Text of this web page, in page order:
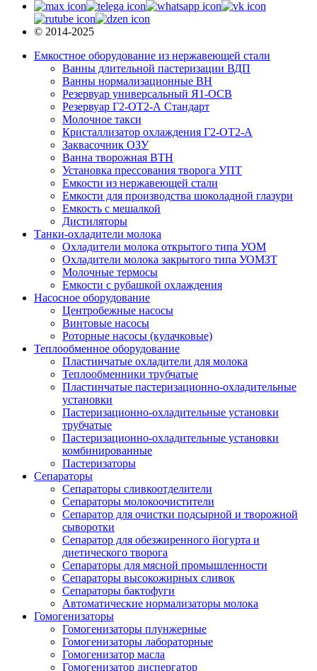
© 2014-2025
Емкостное оборудование из нержавеющей стали
Ванны длительной пастеризации ВДП
Ванны нормализационные ВН
Резервуар универсальный Я1-ОСВ
Резервуар Г2-ОТ2-А Стандарт
Молочное такси
Кристаллизатор охлаждения Г2-ОТ2-А
Заквасочник ОЗУ
Ванна творожная ВТН
Установка прессования творога УПТ
Емкости из нержавеющей стали
Емкости для производства шоколадной глазури
Емкость с мешалкой
Дистиляторы
Танки-охладители молока
Охладители молока открытого типа УОМ
Охладители молока закрытого типа УОМЗТ
Молочные термосы
Емкости с рубашкой охлаждения
Насосное оборудование
Центробежные насосы
Винтовые насосы
Роторные насосы (кулачковые)
Теплообменное оборудование
Пластинчатые охладители для молока
Теплообменники трубчатые
Пластинчатые пастеризационно-охладительные
установки
Пастеризационно-охладительные установки
трубчатые
Пастеризационно-охладительные установки
комбинированные
Пастеризаторы
Сепараторы
Сепараторы сливкоотделители
Сепараторы молокоочистители
Сепаратор для очистки подсырной и творожной
сыворотки
Сепаратор для обезжиренного йогурта и
диетического творога
Сепараторы для мясной промышленности
Сепараторы высокожирных сливок
Сепараторы бактофуги
Автоматические нормализаторы молока
Гомогенизаторы
Гомогенизаторы плунжерные
Гомогенизаторы лабораторные
Гомогенизатор масла
Гомогенизатор диспергатор